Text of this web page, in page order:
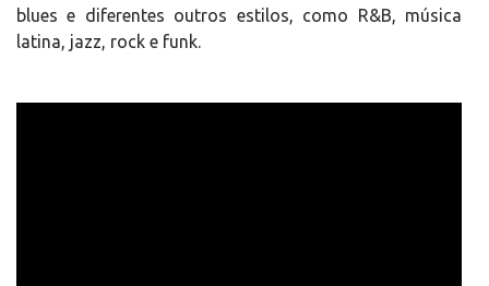
blues e diferentes outros estilos, como R&B, música
latina, jazz, rock e funk.